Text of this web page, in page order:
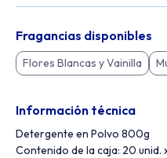
Fragancias disponibles
Flores Blancas y Vainilla
Información técnica
Detergente en Polvo 800g
Contenido de la caja: 20 unid.